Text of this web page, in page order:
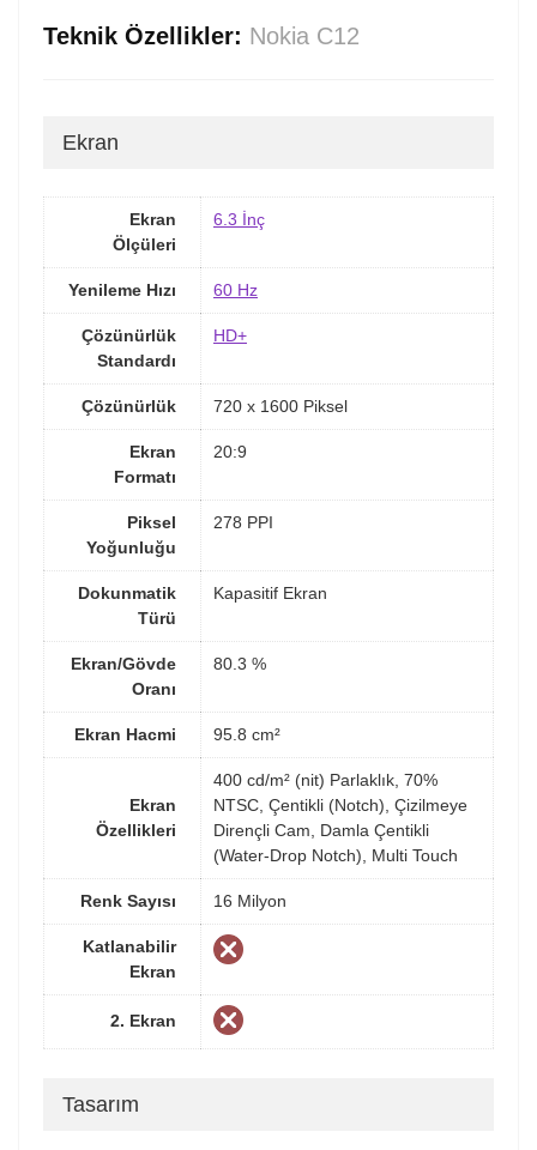
Teknik Özellikler: Nokia C12
Ekran
Ekran
Ölçüleri
6.3 İnç
Yenileme Hızı 60 Hz
Çözünürlük
Standardı
HD+
Çözünürlük 720 x 1600 Piksel
Ekran
Formatı
20:9
Piksel
Yoğunluğu
278 PPI
Dokunmatik
Türü
Kapasitif Ekran
Ekran/Gövde
Oranı
80.3 %
Ekran Hacmi 95.8 cm²
Ekran
Özellikleri
400 cd/m² (nit) Parlaklık, 70%
NTSC, Çentikli (Notch), Çizilmeye
Dirençli Cam, Damla Çentikli
(Water-Drop Notch), Multi Touch
Renk Sayısı 16 Milyon
Katlanabilir
Ekran
2. Ekran
Tasarım